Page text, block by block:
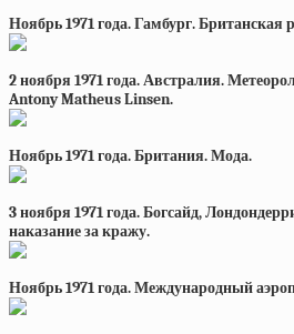
Ноябрь 1971 года. Гамбург. Британская
2 ноября 1971 года. Австралия.
Antony Matheus Linsen.
Ноябрь 1971 года. Британия. Мода.
3 ноября 1971 года. Богсайд,
наказание за кражу.
Ноябрь 1971 года. Международный